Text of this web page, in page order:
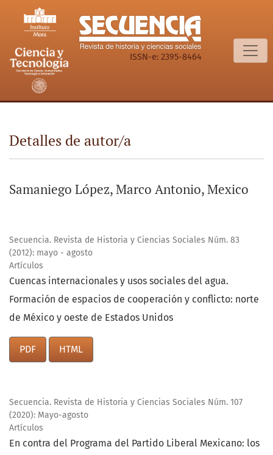
Detalles de autor/a
ISSN-e: 2395-8464
Detalles de autor/a
Samaniego López, Marco Antonio, Mexico
Secuencia. Revista de Historia y Ciencias Sociales Núm. 83
(2012): mayo - agosto
Artículos
Cuencas internacionales y usos sociales del agua.
Formación de espacios de cooperación y conflicto: norte
de México y oeste de Estados Unidos
PDF HTML
Secuencia. Revista de Historia y Ciencias Sociales Núm. 107
(2020): Mayo-agosto
Artículos
En contra del Programa del Partido Liberal Mexicano: los